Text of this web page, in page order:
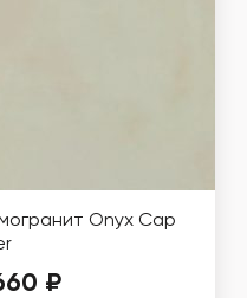
Onyx Cap
₽